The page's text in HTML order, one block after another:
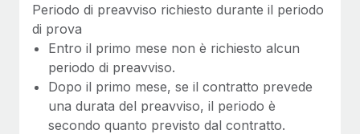
Periodo di preavviso richiesto durante il periodo
di prova
Entro il primo mese non è richiesto alcun
periodo di preavviso.
Dopo il primo mese, se il contratto prevede
una durata del preavviso, il periodo è
secondo quanto previsto dal contratto.